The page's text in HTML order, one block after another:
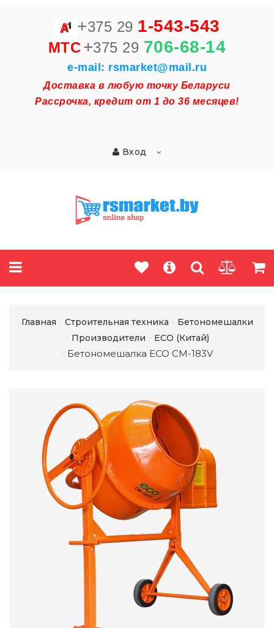
+375 29 1-543-543
MTC+375 29 706-68-14
e-mail: rsmarket@mail.ru
Доставка в любую точку Беларуси
Рассрочка, кредит от 1 до 36 месяцев!
Вход
Главная Строительная техника
Бетономешалки
Производители
ECO (Китай)
Бетономешалка ECO CM-183V